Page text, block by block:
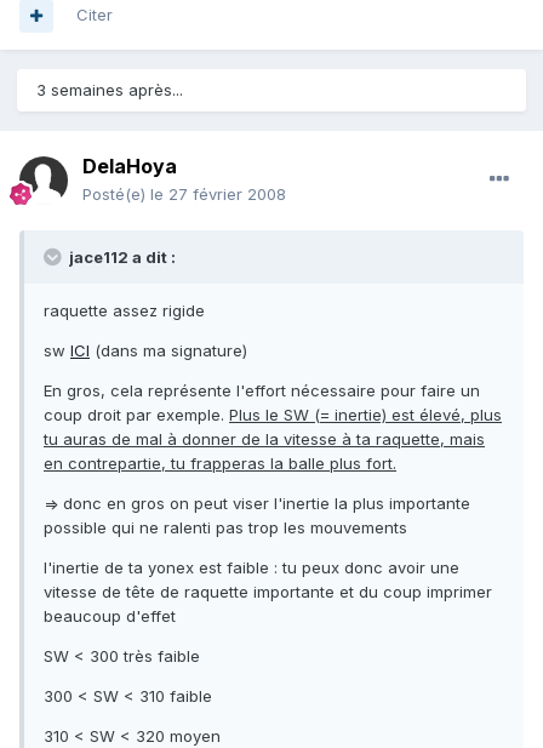
Citer
3 semaines après...
DelaHoya
Posté(e) le 27 février 2008
jace112 a dit :
raquette assez rigide
sw ICI (dans ma signature)
En gros, cela représente l'effort nécessaire pour faire un
coup droit par exemple. Plus le SW (= inertie) est élevé, plus
tu auras de mal à donner de la vitesse à ta raquette, mais
en contrepartie, tu frapperas la balle plus fort.
=> donc en gros on peut viser l'inertie la plus importante
possible qui ne ralenti pas trop les mouvements
l'inertie de ta yonex est faible : tu peux donc avoir une
vitesse de tête de raquette importante et du coup imprimer
beaucoup d'effet
SW < 300 très faible
300 < SW < 310 faible
310 < SW < 320 moyen